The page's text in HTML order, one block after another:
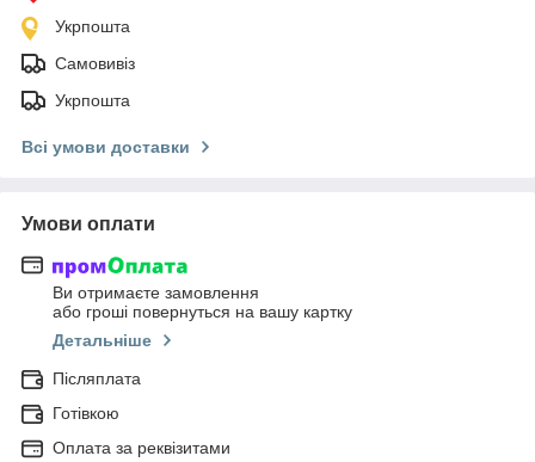
Укрпошта
Самовивіз
Укрпошта
Всі умови доставки
Умови оплати
Ви отримаєте замовлення
або гроші повернуться на вашу картку
Детальніше
Післяплата
Готівкою
Оплата за реквізитами